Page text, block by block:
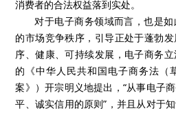
消费者的合法权益落到实处。
对于电子商务领域而言，也是
的市场竞争秩序，引导正处于蓬勃
序、健康、可持续发展，电子商务
的《中华人民共和国电子商务法（
案》）开宗明义地提出，“从事电子
平、诚实信用的原则”，并且从对于